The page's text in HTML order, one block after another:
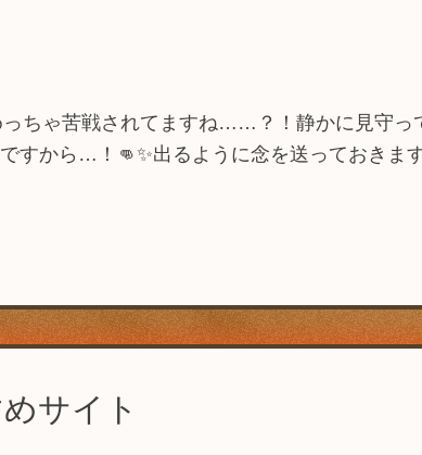
ちゃ苦戦されてますね……？！静かに見守っ
すから…！👊✨出るように念を送っておきま
サイト